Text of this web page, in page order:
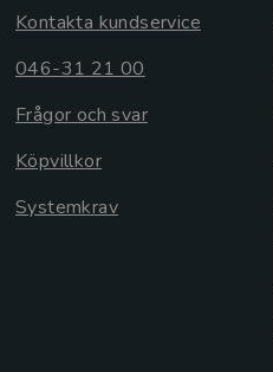
Kontakta kundservice
046-31 21 00
Frågor och svar
Köpvillkor
Systemkrav